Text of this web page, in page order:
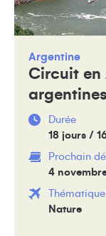
Argentine
Circuit en
argentines
Durée
18 jours /
Prochain
4
Thématique
Nature